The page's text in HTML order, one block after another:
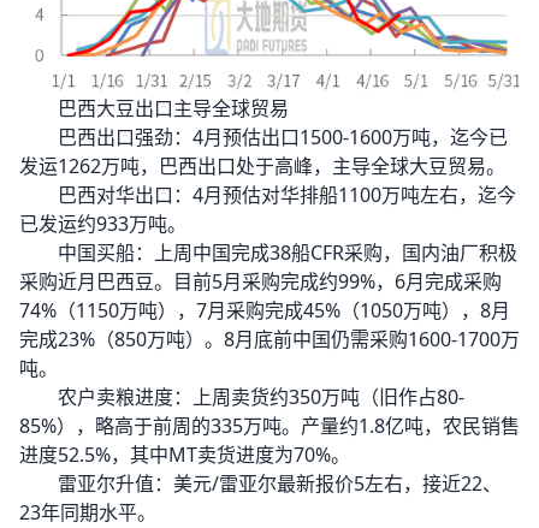
巴西大豆出口主导全球贸易
巴西出口强劲：4月预估出口1500-1600万吨，迄今已
发运1262万吨，巴西出口处于高峰，主导全球大豆贸易。
巴西对华出口：4月预估对华排船1100万吨左右，迄今
已发运约933万吨。
中国买船：上周中国完成38船CFR采购，国内油厂积极
采购近月巴西豆。目前5月采购完成约99%，6月完成采购
74%（1150万吨），7月采购完成45%（1050万吨），8月
完成23%（850万吨）。8月底前中国仍需采购1600-1700万
吨。
农户卖粮进度：上周卖货约350万吨（旧作占80-
85%），略高于前周的335万吨。产量约1.8亿吨，农民销售
进度52.5%，其中MT卖货进度为70%。
雷亚尔升值：美元/雷亚尔最新报价5左右，接近22、
23年同期水平。